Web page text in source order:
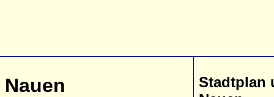
Nauen
Stadtplan